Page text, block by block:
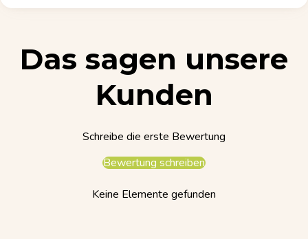
Das sagen unsere
Kunden
Schreibe die erste Bewertung
Bewertung schreiben
Keine Elemente gefunden